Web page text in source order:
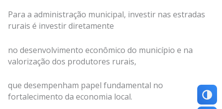
Para a administração municipal, investir nas estradas
rurais é investir diretamente
no desenvolvimento econômico do município e na
valorização dos produtores rurais,
que desempenham papel fundamental no
fortalecimento da economia local.